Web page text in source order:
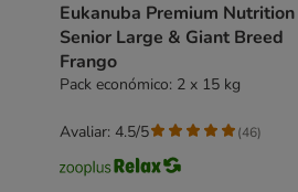
Eukanuba Premium Nutrition
Senior Large & Giant Breed
Frango
Pack económico: 2 x 15 kg
Avaliar: 4.5/5 (46)